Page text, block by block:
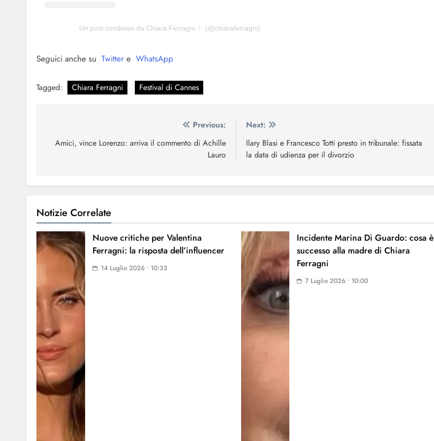
Un post condiviso da Chiara Ferragni ✨ (@chiaraferragni)
Seguici anche su Twitter e WhatsApp
Tagged: Chiara Ferragni Festival di Cannes
articoli
Previous:
Amici, vince Lorenzo: arriva il commento di Achille
Lauro
Next:
Ilary Blasi e Francesco Totti presto in tribunale: fissata
la data di udienza per il divorzio
Notizie Correlate
Nuove critiche per Valentina
Ferragni: la risposta dell’influencer
14 Luglio 2026 • 10:33
Incidente Marina Di Guardo: cosa è
successo alla madre di Chiara
Ferragni
7 Luglio 2026 • 10:00